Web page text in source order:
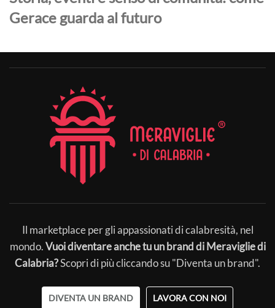
Gerace guarda al futuro
Il marketplace per gli appassionati di calabresità, nel
mondo.Vuoi diventare anche tu un brand di Meraviglie di
Calabria?Scopri di più cliccando su "Diventa un brand".
DIVENTA UN BRAND LAVORA CON NOI